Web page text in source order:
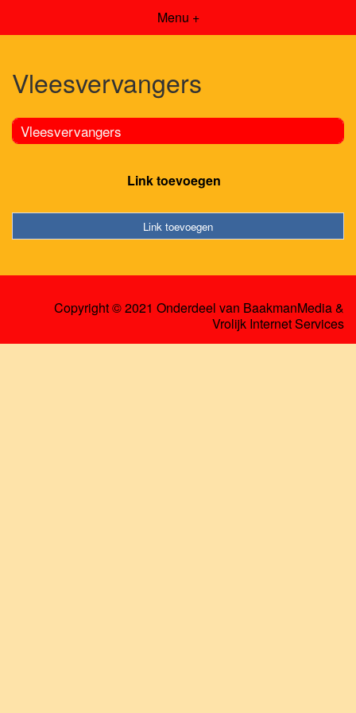
Menu +
Vleesvervangers
Vleesvervangers
Link toevoegen
Link toevoegen
Copyright © 2021 Onderdeel van BaakmanMedia&
Vrolijk Internet Services